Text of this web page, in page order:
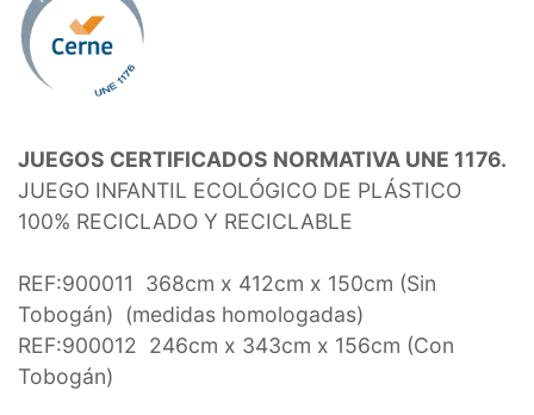
JUEGOS CERTIFICADOS NORMATIVA UNE 1176.
JUEGO INFANTIL ECOLÓGICO DE PLÁSTICO
100% RECICLADO Y RECICLABLE
REF:900011 368cm x 412cm x 150cm (Sin
Tobogán) (medidas homologadas)
REF:900012 246cm x 343cm x 156cm (Con
Tobogán)